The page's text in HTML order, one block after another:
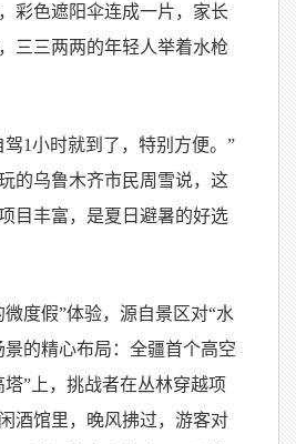
彩色遮阳伞连成一片，家长
三三两两的年轻人举着水枪
驾1小时就到了，特别方便。”
的乌鲁木齐市民周雪说，这
目丰富，是夏日避暑的好选
度假”体验，源自景区对“水
景的精心布局：全疆首个高空
”上，挑战者在丛林穿越项
酒馆里，晚风拂过，游客对